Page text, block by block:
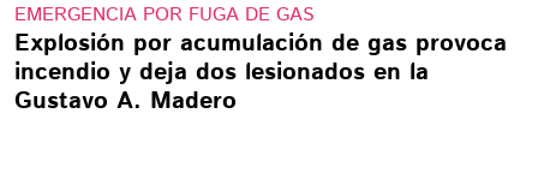
EMERGENCIA POR FUGA DE GAS
Explosión por acumulación de gas provoca
incendio y deja dos lesionados en la
Gustavo A. Madero